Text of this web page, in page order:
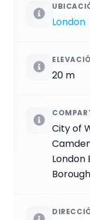
London
20 m
City of
London